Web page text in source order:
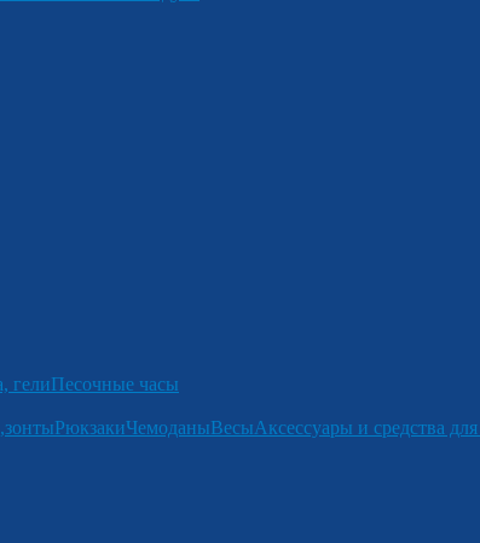
гелиПесочные часы
РюкзакиЧемоданыВесыАксессуары и средства